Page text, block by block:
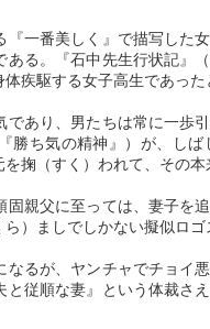
一番美しく』で描写した
る。『石中先生行状記』
疾駆する女子高生であった
あり、男たちは常に一歩
勝ち気の精神』）が、し
掬（すく）われて、その本
親父に至っては、妻子を
）ましでしかない擬似ロゴ
るが、ヤンチャでチョイ
従順な妻』という体裁さ
フアトさんは空
。
月前、リフアト
。
ればならないの
ればならない
るために
かつて
郷菊坂
今は
若き一
貧しさ
中で、
のリピ
なければ自分のち
者・田中智学によって創設さ
希求する賢治のメンタリティ
傾向が強い「国柱会」の理念
ったとも思えない。
ルストイに心酔するに足るキ
いう映画の中でも、エマーソ
イらの影響を父・政次郎に吐
おいて異彩を放つ「嵐が丘」
折した作家、エミリー・ブロ
作として、英文学史上に不滅の
３０年の生涯の大半を荒野の
は、あまりに純一無雑（じゅ
まうのだ。
イングランドで最大の面積を持
第五子、四女（三女がシャー
アンが生まれた１８２０年に
、不幸に見舞われる。
にしない男・伊能忠敬
輿地全図』（だいにほんえん
の時だった。
を随行し、頬は痩（こ）け、
日も、日本全国をひたすら歩